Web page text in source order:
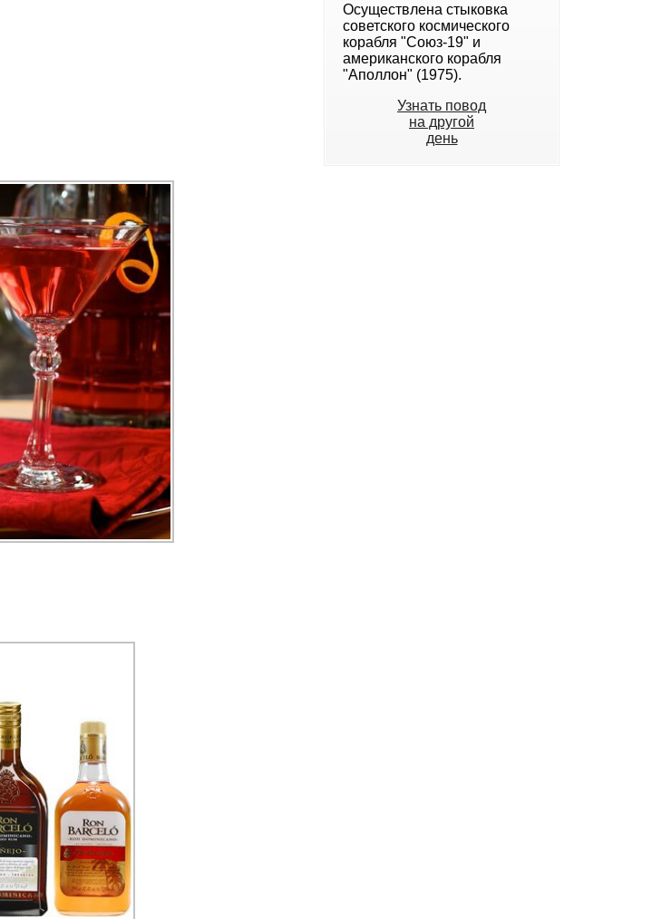
Осуществлена стыковка
советского космического
корабля "Союз-19" и
американского корабля
"Аполлон" (1975).
Узнать повод
на другой
день